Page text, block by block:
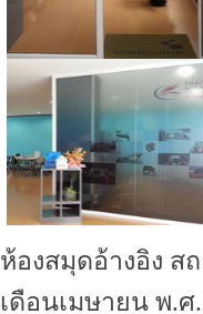
ห้องสมุดอ้างอิง ส
เดือนเมษายน พ.